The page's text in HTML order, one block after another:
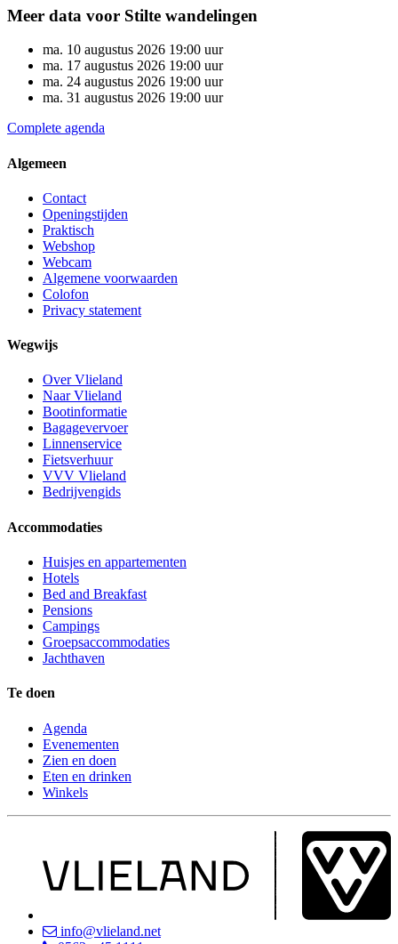
Meer data voor Stilte wandelingen
ma. 10 augustus 2026 19:00 uur
ma. 17 augustus 2026 19:00 uur
ma. 24 augustus 2026 19:00 uur
ma. 31 augustus 2026 19:00 uur
Complete agenda
Algemeen
Contact
Openingstijden
Praktisch
Webshop
Webcam
Algemene voorwaarden
Colofon
Privacy statement
Wegwijs
Over Vlieland
Naar Vlieland
Bootinformatie
Bagagevervoer
Linnenservice
Fietsverhuur
VVV Vlieland
Bedrijvengids
Accommodaties
Huisjes en appartementen
Hotels
Bed and Breakfast
Pensions
Campings
Groepsaccommodaties
Jachthaven
Te doen
Agenda
Evenementen
Zien en doen
Eten en drinken
Winkels
info@vlieland.net